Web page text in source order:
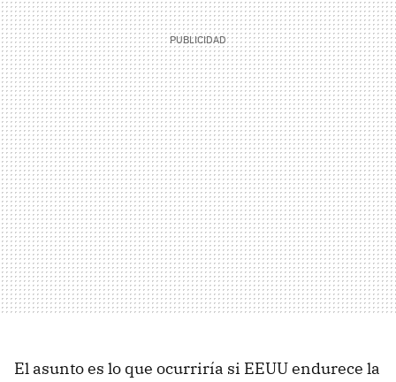
El asunto es lo que ocurriría si EEUU endurece la